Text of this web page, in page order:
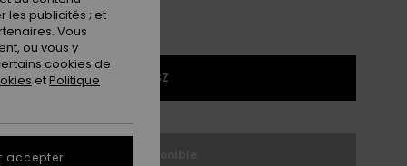
1SZ
les publicités ; et
Vous
ou vous y
cookies de
etPolitique
accepter